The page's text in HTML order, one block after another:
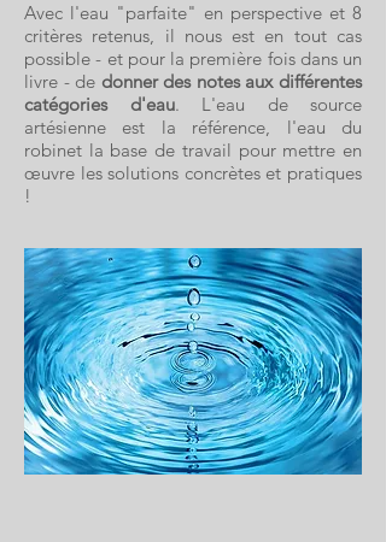
Avec l'eau "parfaite" en perspective et 8
critères retenus, il nous est en tout cas
possible - et pour la première fois dans un
livre - de donner des notes aux différentes
catégories d'eau. L'eau de source
artésienne est la référence, l'eau du
robinet la base de travail pour mettre en
œuvre les solutions concrètes et pratiques
!